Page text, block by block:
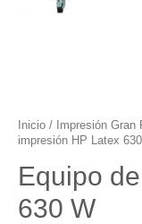
Inicio / Impresión Gran
impresión HP Latex
Equipo
630 W